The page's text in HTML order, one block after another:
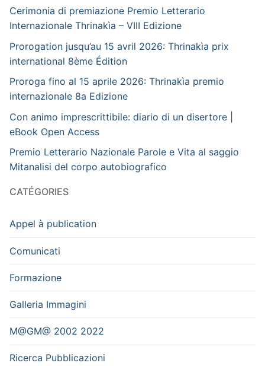
Cerimonia di premiazione Premio Letterario
Internazionale Thrinakìa – VIII Edizione
Prorogation jusqu’au 15 avril 2026: Thrinakìa prix
international 8ème Édition
Proroga fino al 15 aprile 2026: Thrinakìa premio
internazionale 8a Edizione
Con animo imprescrittibile: diario di un disertore |
eBook Open Access
Premio Letterario Nazionale Parole e Vita al saggio
Mitanalisi del corpo autobiografico
CATÉGORIES
Appel à publication
Comunicati
Formazione
Galleria Immagini
M@GM@ 2002 2022
Ricerca Pubblicazioni